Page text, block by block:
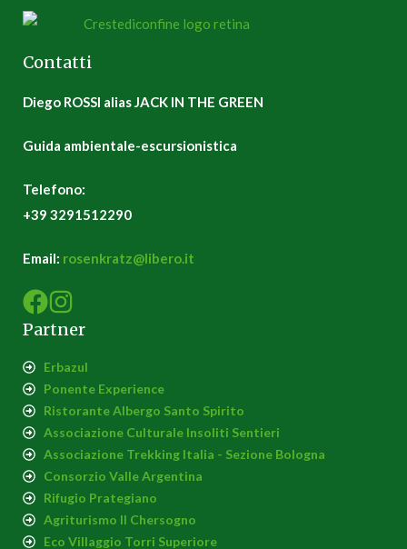
Contatti
Diego ROSSI alias JACK IN THE GREEN
Guida ambientale-escursionistica
Telefono:
+39 3291512290
Email: rosenkratz@libero.it
Partner
Erbazul
Ponente Experience
Ristorante Albergo Santo Spirito
Associazione Culturale Insoliti Sentieri
Associazione Trekking Italia - Sezione Bologna
Consorzio Valle Argentina
Rifugio Prategiano
Agriturismo Il Chersogno
Eco Villaggio Torri Superiore